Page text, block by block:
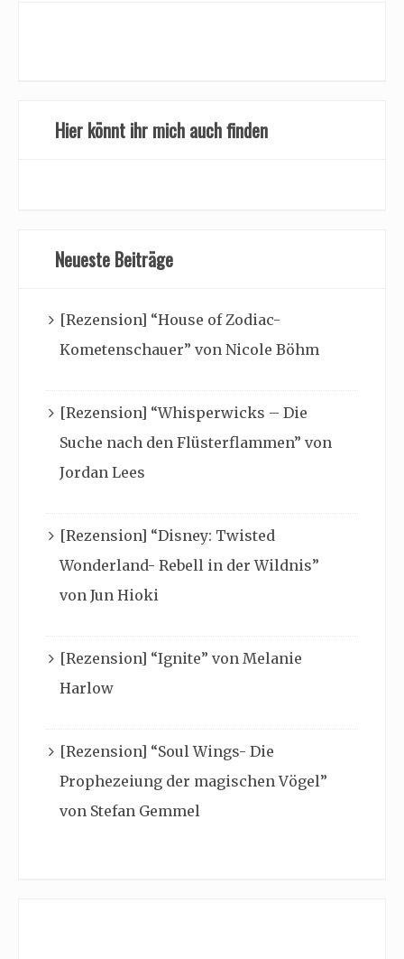
Hier könnt ihr mich auch finden
Neueste Beiträge
[Rezension] “House of Zodiac-
Kometenschauer” von Nicole Böhm
[Rezension] “Whisperwicks – Die
Suche nach den Flüsterflammen” von
Jordan Lees
[Rezension] “Disney: Twisted
Wonderland- Rebell in der Wildnis”
von Jun Hioki
[Rezension] “Ignite” von Melanie
Harlow
[Rezension] “Soul Wings- Die
Prophezeiung der magischen Vögel”
von Stefan Gemmel